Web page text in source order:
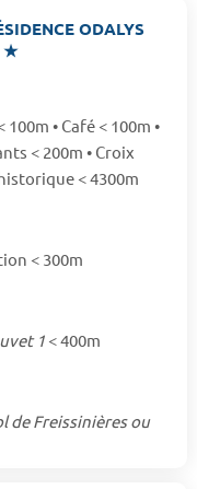
ODALYS
★
100m • Café < 100m •
< 200m • Croix
< 4300m
< 300m
1 < 400m
de Freissinières ou